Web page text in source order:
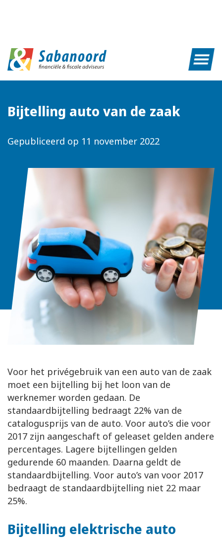
Bijtelling auto van de zaak
Gepubliceerd op 11 november 2022
Voor het privégebruik van een auto van de zaak
moet een bijtelling bij het loon van de
werknemer worden gedaan. De
standaardbijtelling bedraagt 22% van de
catalogusprijs van de auto. Voor auto’s die voor
2017 zijn aangeschaft of geleaset gelden andere
percentages. Lagere bijtellingen gelden
gedurende 60 maanden. Daarna geldt de
standaardbijtelling. Voor auto’s van voor 2017
bedraagt de standaardbijtelling niet 22 maar
25%.
Bijtelling elektrische auto